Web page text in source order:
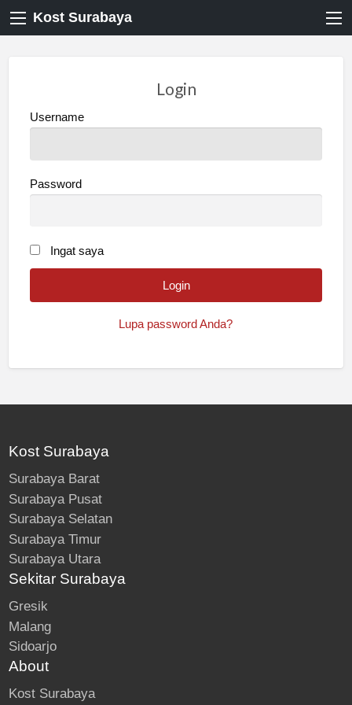
Kost Surabaya
Login
Username
Password
Ingat saya
Lupa password Anda?
Kost Surabaya
Surabaya Barat
Surabaya Pusat
Surabaya Selatan
Surabaya Timur
Surabaya Utara
Sekitar Surabaya
Gresik
Malang
Sidoarjo
About
Kost Surabaya